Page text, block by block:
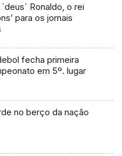
Ronaldo, o rei
para os jornais
fecha primeira
em 5º. lugar
no berço da nação